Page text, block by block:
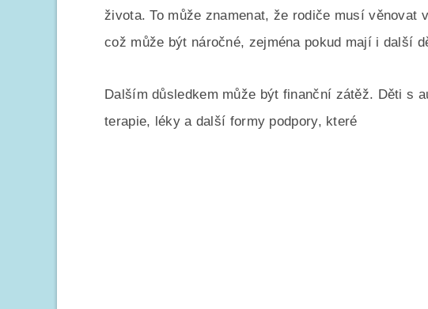
života. To může znamenat, že rodiče musí věnovat
což může být náročné, zejména pokud mají i další
Dalším důsledkem může být finanční zátěž. Děti s
terapie, léky a další formy podpory, které